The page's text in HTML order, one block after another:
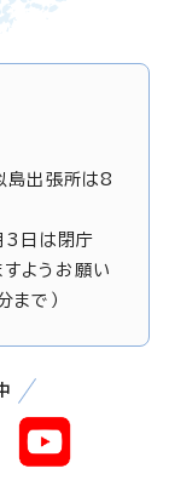
島出張所は8
3日は閉庁
ようお願い
まで）